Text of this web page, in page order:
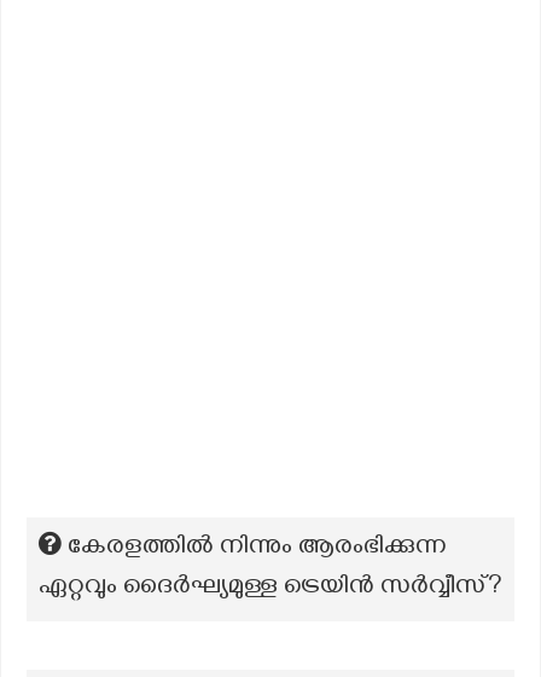
കേരളത്തില്‍ നിന്നും ആരംഭിക്കുന്ന
ഏറ്റവും ദൈർഘ്യമുള്ള ട്രെയിൻ സർവ്വീസ്?